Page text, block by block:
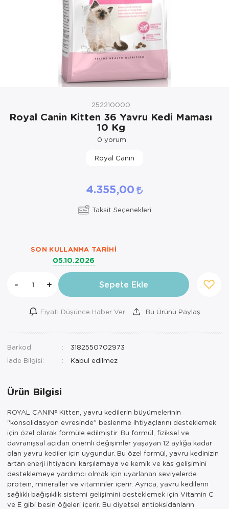
252210000
Royal Canin Kitten 36 Yavru Kedi Maması
10 Kg
0 yorum
Royal Canın
4.355,00
Taksit Seçenekleri
SON KULLANMA TARIHI
05.10.2026
- + Sepete Ekle
Fiyatı Düşünce Haber Ver Bu Ürünü Paylaş
Barkod
3182550702973
İade Bilgisi:
Ürün Bilgisi
ROYAL CANIN® Kitten, yavru kedilerin büyümelerinin
“konsolidasyon evresinde” beslenme ihtiyaçlarını desteklemek
için özel olarak formüle edilmiştir. Bu formül, fiziksel ve
davranışsal açıdan önemli değişimler yaşayan 12 aylığa kadar
olan yavru kediler için uygundur. Bu özel formül, yavru kedinizin
artan enerji ihtiyacını karşılamaya ve kemik ve kas gelişimini
desteklemeye yardımcı olmak için uyarlanan seviyelerde
protein, mineraller ve vitaminler içerir. Ayrıca, yavru kedilerin
sağlıklı bağışıklık sistemi gelişimini desteklemek için Vitamin C
ve E gibi besin öğeleri içerir. Bu diyetsel antioksidanların